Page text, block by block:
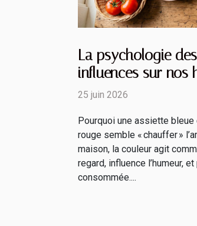
La psychologie
influences sur nos
25 juin 2026
Pourquoi une assiette
rouge semble « chauffer »
maison, la couleur agit
regard, influence l’humeur,
consommée....